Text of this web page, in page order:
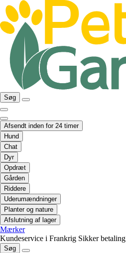
Søg
Afsendt inden for 24 timer
Hund
Chat
Dyr
Opdræt
Gården
Riddere
Uderumændninger
Planter og nature
Afslutning af lager
Mærker
Kundeservice i Frankrig Sikker betaling
Søg